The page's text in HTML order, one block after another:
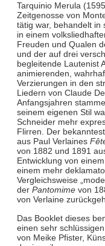
Tarquinio Merula
Zeitgenosse von
tätig war, behandelt in
in einem
Freuden und Qualen
und der auf drei
begleitende Lautenist
animierenden,
Verzierungen in den
Liedern von Claude
Anfangsjahren
seinem eigenen Stil
Schneider mehr
Flirren. Der
aus Paul Verlaines
von 1882 und 1891
Entwicklung von
einem mehr
Vergleichsweise
der Pantomimevon
von Verlaine
Das Booklet dieses
einen sehr
von Meike Pfister,